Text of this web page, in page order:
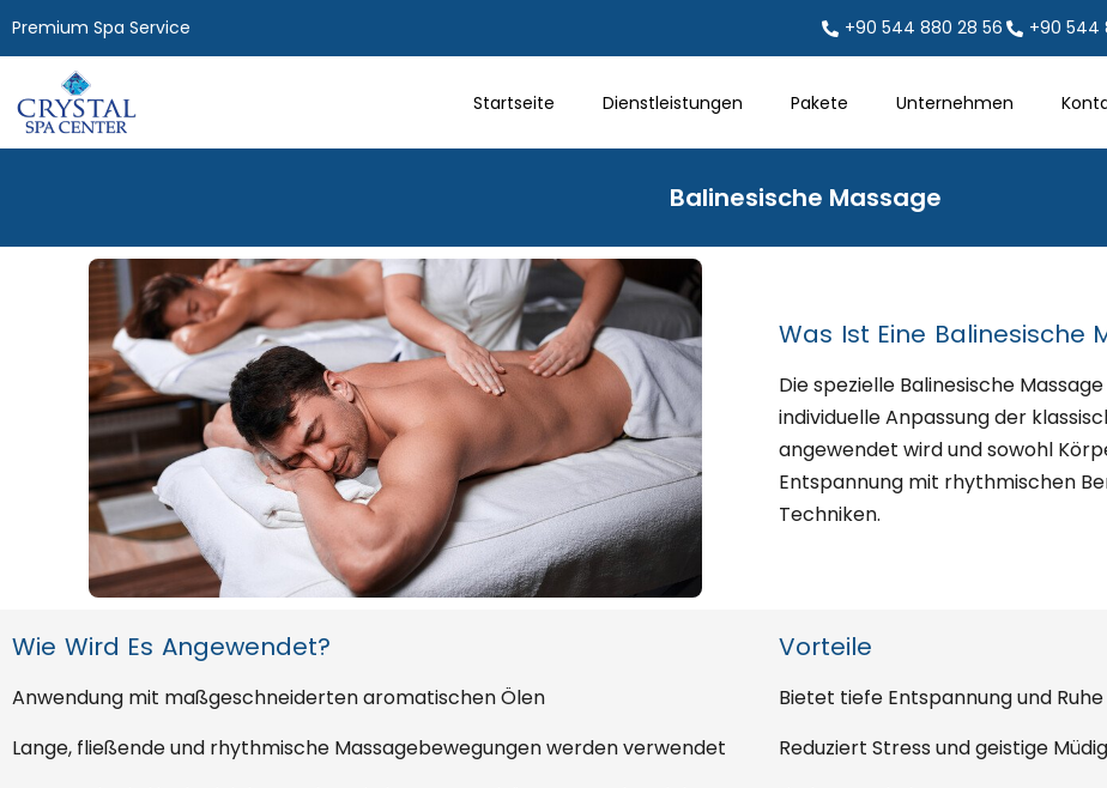
Premium Spa Service +90 544 880 28 56 +90 544
Startseite Dienstleistungen Pakete Unternehmen
Balinesische Massage
Was Ist Eine Balinesische
Die spezielle Balinesische
individuelle Anpassung der
angewendet wird und sowohl
Entspannung mit rhythmischen
Techniken.
Wie Wird Es Angewendet?
Anwendung mit maßgeschneiderten aromatischen Ölen
Lange, fließende und rhythmische Massagebewegungen werden verwendet
Vorteile
Bietet tiefe Entspannung und Ruhe
Reduziert Stress und geistige